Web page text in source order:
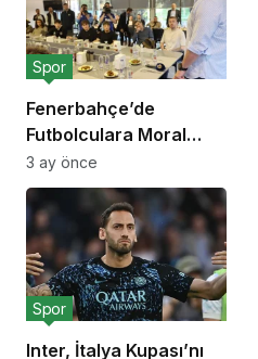
Fenerbahçe’de
Futbolculara Moral
Yemeği!
Spor
3 ay önce
Inter, İtalya Kupası’nı
Spor